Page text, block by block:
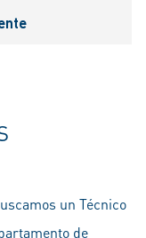
un Técnico
de